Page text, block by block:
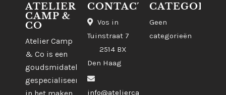
ATELIER
CAMP &
CO
Atelier Camp
& Co is een
goudsmidatelier
gespecialiseerd
CONTACT
Vos in
Tuinstraat 7
2514 BX
Den Haag
info@ateliercampco.com
Geen
categorieën